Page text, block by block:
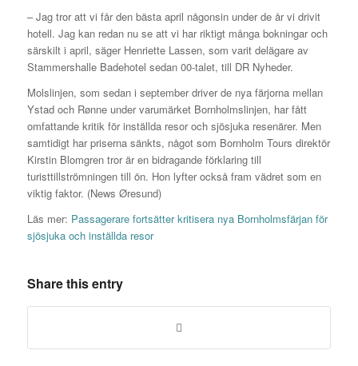
– Jag tror att vi får den bästa april någonsin under de år vi drivit
hotell. Jag kan redan nu se att vi har riktigt många bokningar och
särskilt i april, säger Henriette Lassen, som varit delägare av
Stammershalle Badehotel sedan 00-talet, till DR Nyheder.
Molslinjen, som sedan i september driver de nya färjorna mellan
Ystad och Rønne under varumärket Bornholmslinjen, har fått
omfattande kritik för inställda resor och sjösjuka resenärer. Men
samtidigt har priserna sänkts, något som Bornholm Tours direktör
Kirstin Blomgren tror är en bidragande förklaring till
turisttillströmningen till ön. Hon lyfter också fram vädret som en
viktig faktor. (News Øresund)
Läs mer: Passagerare fortsätter kritisera nya Bornholmsfärjan för
sjösjuka och inställda resor
Share this entry